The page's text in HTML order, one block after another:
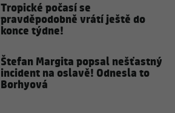
Tropické počasí se
pravděpodobně vrátí ještě do
konce týdne!
Štefan Margita popsal nešťastný
incident na oslavě! Odnesla to
Borhyová